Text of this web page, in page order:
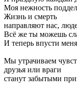
Моя нежность
Жизнь и смерть
направляют нас,
Всё же ты можешь
И теперь впусти
Мы утрачиваем
друзья или враги
станут забытыми